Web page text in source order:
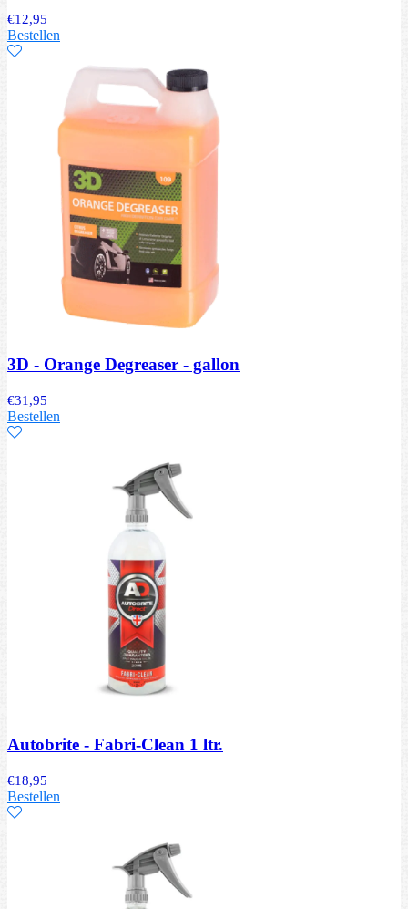
€12,95
Bestellen
3D - Orange Degreaser - gallon
€31,95
Bestellen
Autobrite - Fabri-Clean 1 ltr.
€18,95
Bestellen